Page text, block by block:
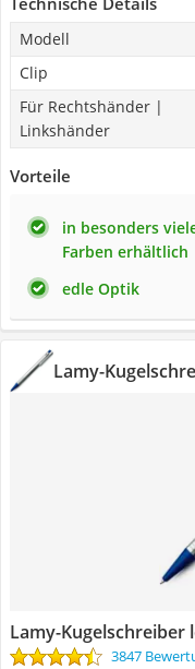
Modell
Clip
Für Rechtshänder |
Linkshänder
Vorteile
in besonders
Farben erhältlich
edle Optik
Lamy-
Lamy-Kugelschreiber
3847